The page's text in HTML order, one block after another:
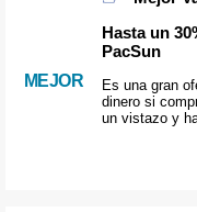
MEJOR
Hasta un
PacSun
Es una gran
dinero si
un vistazo y